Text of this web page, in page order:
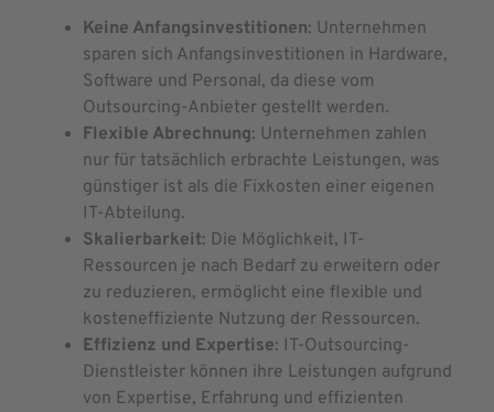
Keine Anfangsinvestitionen: Unternehmen
sparen sich Anfangsinvestitionen in Hardware,
Software und Personal, da diese vom
Outsourcing-Anbieter gestellt werden.
Flexible Abrechnung: Unternehmen zahlen
nur für tatsächlich erbrachte Leistungen, was
günstiger ist als die Fixkosten einer eigenen
IT-Abteilung.
Skalierbarkeit: Die Möglichkeit, IT-
Ressourcen je nach Bedarf zu erweitern oder
zu reduzieren, ermöglicht eine flexible und
kosteneffiziente Nutzung der Ressourcen.
Effizienz und Expertise: IT-Outsourcing-
Dienstleister können ihre Leistungen aufgrund
von Expertise, Erfahrung und effizienten